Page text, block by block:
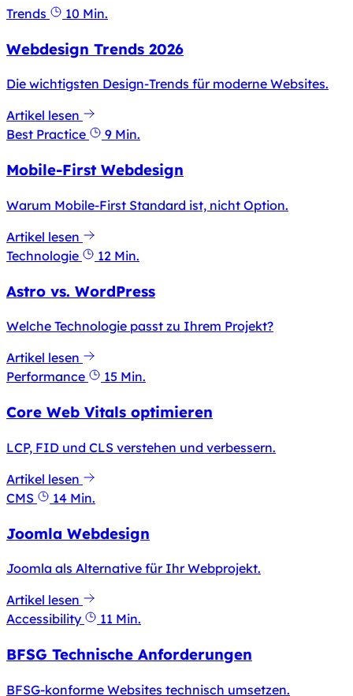
Trends 10 Min.
Webdesign Trends 2026
Die wichtigsten Design-Trends für moderne Websites.
Artikel lesen
Best Practice
9 Min.
Mobile-First Webdesign
Warum Mobile-First Standard ist, nicht Option.
Artikel lesen
Technologie
12 Min.
Astro vs. WordPress
Welche Technologie passt zu Ihrem Projekt?
Artikel lesen
Performance
15 Min.
Core Web Vitals optimieren
LCP, FID und CLS verstehen und verbessern.
Artikel lesen
CMS
14 Min.
Joomla Webdesign
Joomla als Alternative für Ihr Webprojekt.
Artikel lesen
Accessibility
11 Min.
BFSG Technische Anforderungen
BFSG-konforme Websites technisch umsetzen.